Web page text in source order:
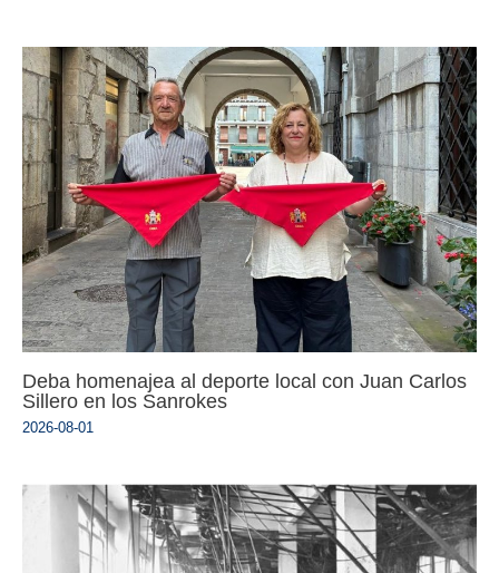
Deba homenajea al deporte local con Juan Carlos
Sillero en los Sanrokes
2026-08-01